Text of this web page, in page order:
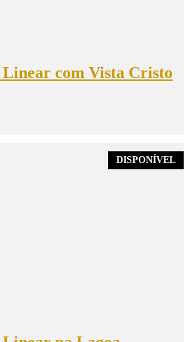
com Vista Cristo
DISPONÍVEL